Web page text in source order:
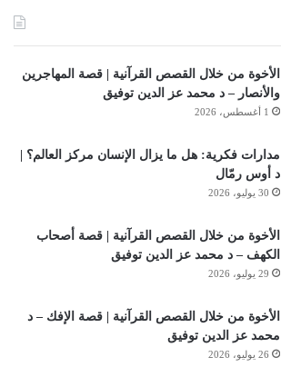
الأخوة من خلال القصص القرآنية | قصة المهاجرين
والأنصار – د محمد عز الدين توفيق
1 أغسطس، 2026
مدارات فكرية: هل ما يزال الإنسان مركز العالم؟ |
د أوس رمّال
30 يوليو، 2026
الأخوة من خلال القصص القرآنية | قصة أصحاب
الكهف – د محمد عز الدين توفيق
29 يوليو، 2026
الأخوة من خلال القصص القرآنية | قصة الإفك – د
محمد عز الدين توفيق
26 يوليو، 2026